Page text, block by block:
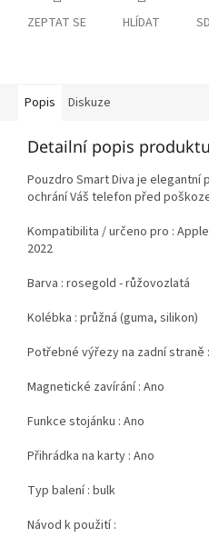
ZEPTAT SE HLÍDAT
Popis Diskuze
Detailní popis produktu
Pouzdro Smart Diva je
ochrání Váš telefon před
Kompatibilita / určeno pro :
2022
Barva : rosegold - růžovozlatá
Kolébka : průžná (guma, silikon)
Potřebné výřezy na zadní straně
Magnetické zavírání : Ano
Funkce stojánku : Ano
Přihrádka na karty : Ano
Typ balení : bulk
Návod k použití :